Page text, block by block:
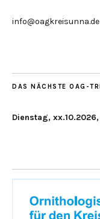
info@oagkreisunna.de
DAS NÄCHSTE OAG-
Dienstag,